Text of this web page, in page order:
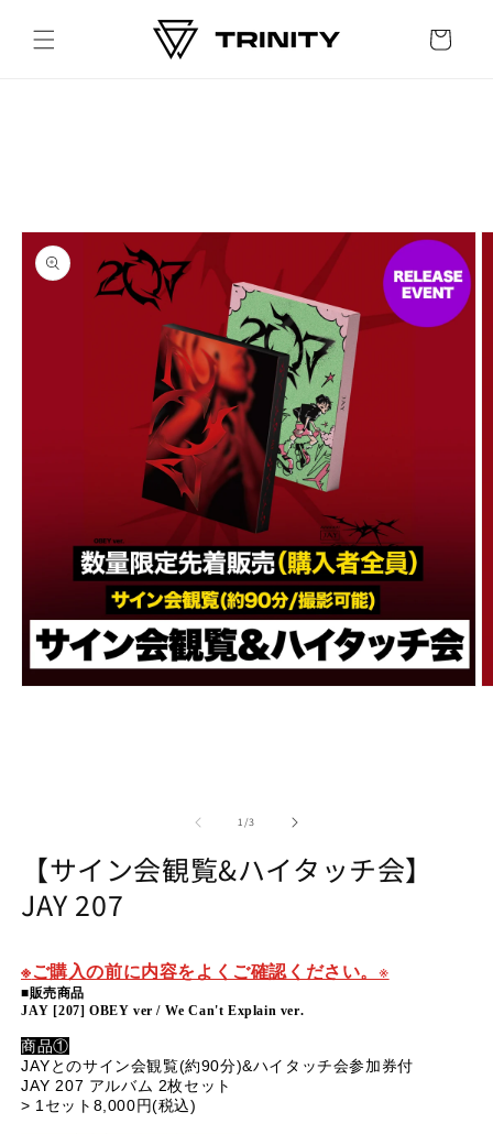
content
Cart
1/of
3
【サイン会観覧&ハイタッチ会】
JAY 207
※ご購入の前に内容をよくご確認ください。※
■販売商品
JAY [207] OBEY ver / We Can't Explain ver.
商品①
JAYとのサイン会観覧(約90分)&ハイタッチ会参加券付
JAY 207 アルバム 2枚セット
> 1セット8,000円(税込)